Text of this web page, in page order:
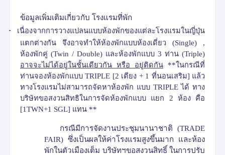
ข้อมูลเพิ่มเติมเกี่ยวกับ โรงแรมที่พัก
-
เนื่องจากการวางแปลนแบบห้องพักของแต่ละโรงแรมในญี่ปุ่น
แตกต่างกัน จึงอาจทำให้ห้องพักแบบห้องเดี่ยว (Single) ,
ห้องพักคู่ (Twin / Double) และห้องพักแบบ 3 ท่าน (Triple)
อาจจะไม่ได้อยู่ในชั้นเดียวกัน หรือ อยู่ติดกัน **ในกรณีที่
ท่านจองห้องพักแบบTRIPLE [2 เตียง + 1 ที่นอนเสริม] แล้ว
ทางโรงแรมไม่สามารถจัดหาห้องพัก แบบ TRIPLEได้ ทาง
บริษัทขอสงวนสิทธิในการจัดห้องพักแบบ แยก 2
ห้อง คือ
[1TWN+1 SGL] แทน **
กรณีมีการจัดงานประชุมนานาชาติ(TRADE
FAIR) ซึ่งเป็นผลให้ค่าโรงแรมสูงขึ้นมาก และห้อง
พักในตัวเมืองเต็ม บริษัทฯขอสงวนสิทธิ์ ในการปรับ